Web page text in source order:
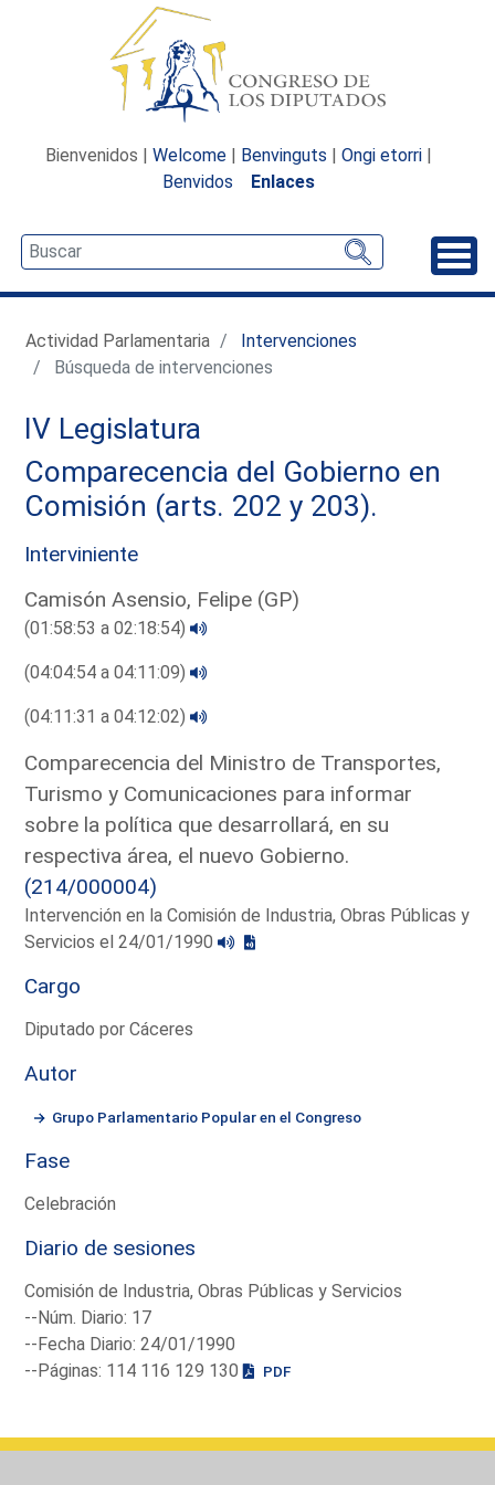
Bienvenidos | Welcome | Benvinguts | Ongi etorri |
Benvidos
Enlaces
Actividad Parlamentaria
Intervenciones
Búsqueda de intervenciones
IV Legislatura
Comparecencia del Gobierno en
Comisión (arts. 202 y 203).
Interviniente
Camisón Asensio, Felipe (GP)
(01:58:53 a 02:18:54)
(04:04:54 a 04:11:09)
(04:11:31 a 04:12:02)
Comparecencia del Ministro de Transportes,
Turismo y Comunicaciones para informar
sobre la política que desarrollará, en su
respectiva área, el nuevo Gobierno.
(214/000004)
Intervención en la Comisión de Industria, Obras Públicas y
Servicios el 24/01/1990
Cargo
Diputado por Cáceres
Autor
Grupo Parlamentario Popular en el Congreso
Fase
Celebración
Diario de sesiones
Comisión de Industria, Obras Públicas y Servicios
--Núm. Diario: 17
--Fecha Diario: 24/01/1990
--Páginas: 114 116 129 130
PDF